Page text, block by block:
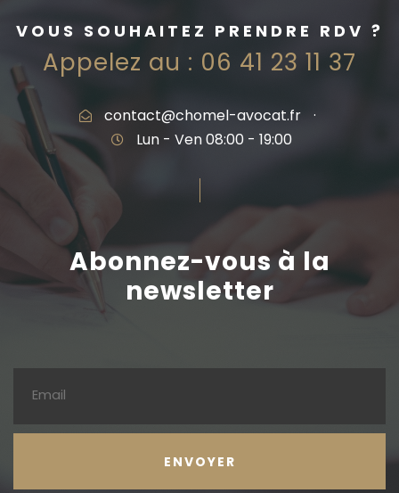
VOUS SOUHAITEZ PRENDRE RDV ?
Appelez au : 06 41 23 11 37
contact@chomel-avocat.fr
·
Lun - Ven 08:00 - 19:00
Abonnez-vous à la
newsletter